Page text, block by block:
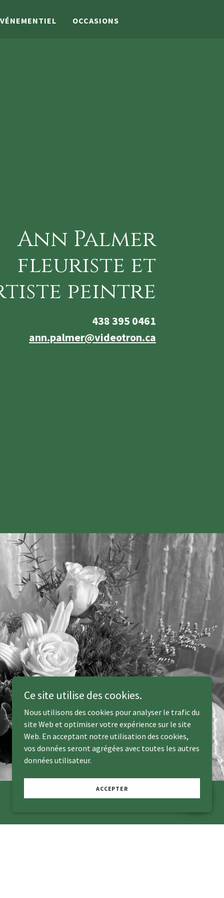
OCCASIONS
Ann Palmer
fleuriste et
peintre
438 395 0461
ann.palmer@videotron.ca
Ce site utilise des cookies.
Nous utilisons des cookies pour analyser le trafic du
site Web et optimiser votre expérience sur le site
Web. En acceptant notre utilisation des cookies,
vos données seront agrégées avec toutes les autres
données utilisateur.
ACCEPTER